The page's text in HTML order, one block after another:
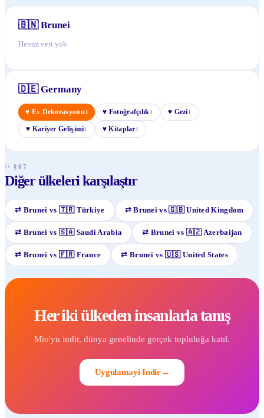
🇧🇳 Brunei
Henüz veri yok
🇩🇪 Germany
♥ Ev Dekorasyonu1 ♥ Fotoğrafçılık 1 ♥ Gezi1
♥ Kariyer Gelişimi1 ♥Kitaplar1
// §07
Diğer ülkeleri karşılaştır
⇄ Brunei vs 🇹🇷 Türkiye ⇄Brunei vs🇬🇧 United Kingdom
⇄ Brunei vs 🇸🇦 Saudi Arabia ⇄ Brunei vs 🇦🇿 Azerbaijan
⇄ Brunei vs 🇫🇷 France ⇄ Brunei vs 🇺🇸 United States
Her iki ülkeden insanlarla tanış
Mio'yu indir, dünya genelinde gerçek topluluğa katıl.
Uygulamayi Indir→